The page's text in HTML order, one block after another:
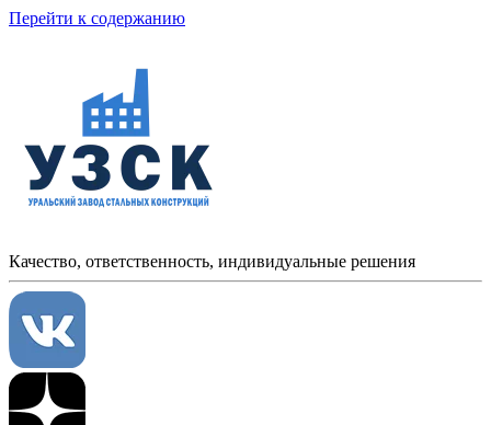
Перейти к содержанию
Качество, ответственность, индивидуальные решения